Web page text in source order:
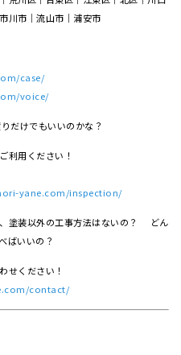
川市｜流⼭市｜浦安市
case/
voice/
だけでもいいのかな？
利用ください！
yane.com/inspection/
塗装以外の工事方法はないの？ どん
ばいいの？
ください！
contact/